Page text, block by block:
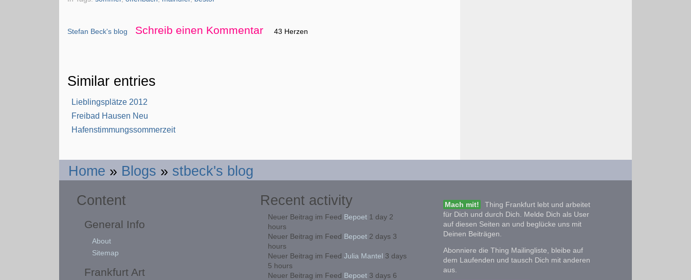
Stefan Beck's blog Schreib einen Kommentar 43 Herzen
Similar entries
Lieblingsplätze 2012
Freibad Hausen Neu
Hafenstimmungssommerzeit
Home » Blogs » stbeck's blog
Content
General Info
About
Sitemap
Frankfurt Art
Recent activity
Neuer Beitrag im Feed Bepoet1 day 2
hours
Neuer Beitrag im Feed Bepoet2 days 3
hours
Neuer Beitrag im Feed Julia Mantel 3 days
5 hours
Neuer Beitrag im Feed Bepoet3 days 6
Mach mit!
Thing Frankfurt lebt und arbeitet
für Dich und durch Dich. Melde Dich als User
auf diesen Seiten an und beglücke uns mit
Deinen Beiträgen.
Abonniere die Thing Mailingliste, bleibe auf
dem Laufenden und tausch Dich mit anderen
aus.